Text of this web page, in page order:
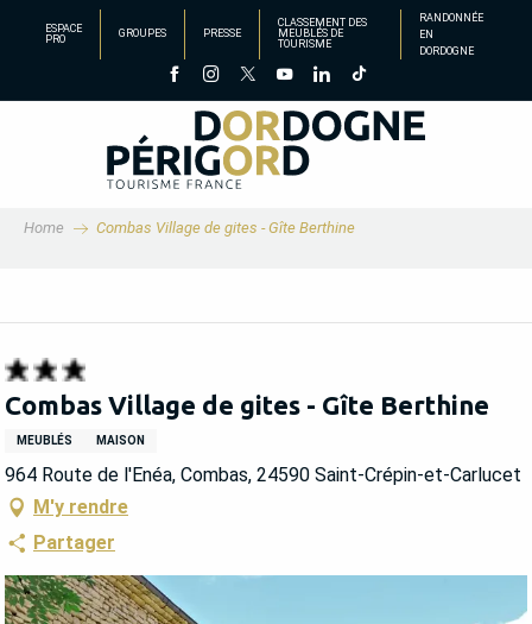
principal
ESPACE
PRO
GROUPES PRESSE
CLASSEMENT DES
MEUBLÉS DE
TOURISME
RANDONNÉE
EN
DORDOGNE
Home Combas Village de gites - Gîte Berthine
Combas Village de gites - Gîte Berthine
MEUBLÉS MAISON
964 Route de l'Enéa, Combas, 24590 Saint-Crépin-et-Carlucet
M'y rendre
Partager